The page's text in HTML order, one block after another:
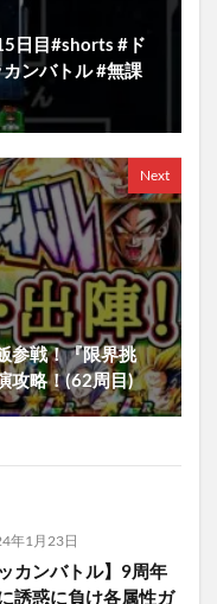
日目#shorts #ド
ンバトル #無課
Next
参戦！『限界挑
攻略！(62周目)
年1月23日
ッカンバトル】9周年
誘惑に負け各属性ガ